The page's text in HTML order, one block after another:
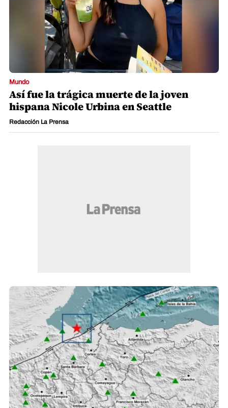
Mundo
Así fue la trágica muerte de la joven
hispana Nicole Urbina en Seattle
Redacción La Prensa